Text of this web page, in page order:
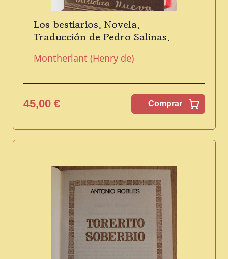
Los bestiarios. Novela.
Traducción de Pedro Salinas.
Montherlant (Henry de)
45,00 € Comprar